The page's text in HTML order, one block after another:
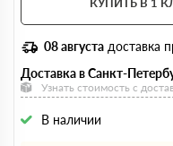
08 августа доставка
Доставка в Санкт-
Узнать стоимость с
В наличии